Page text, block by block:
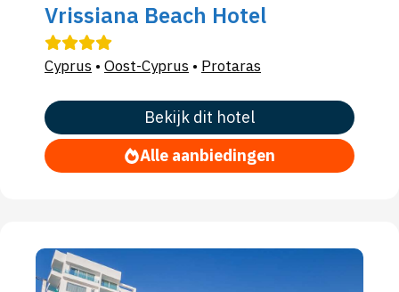
Vrissiana Beach Hotel
Cyprus • Oost-Cyprus • Protaras
Bekijk dit hotel
Alle aanbiedingen